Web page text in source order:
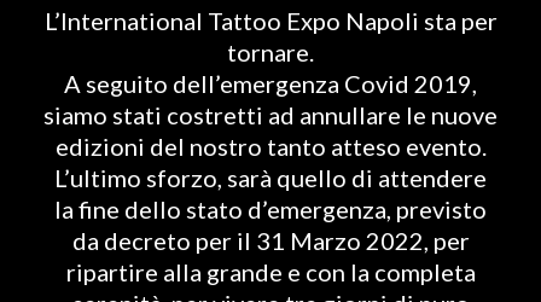
L’International Tattoo Expo Napoli sta per
tornare.
A seguito dell’emergenza Covid 2019,
siamo stati costretti ad annullare le nuove
edizioni del nostro tanto atteso evento.
L’ultimo sforzo, sarà quello di attendere
la fine dello stato d’emergenza, previsto
da decreto per il 31 Marzo 2022, per
ripartire alla grande e con la completa